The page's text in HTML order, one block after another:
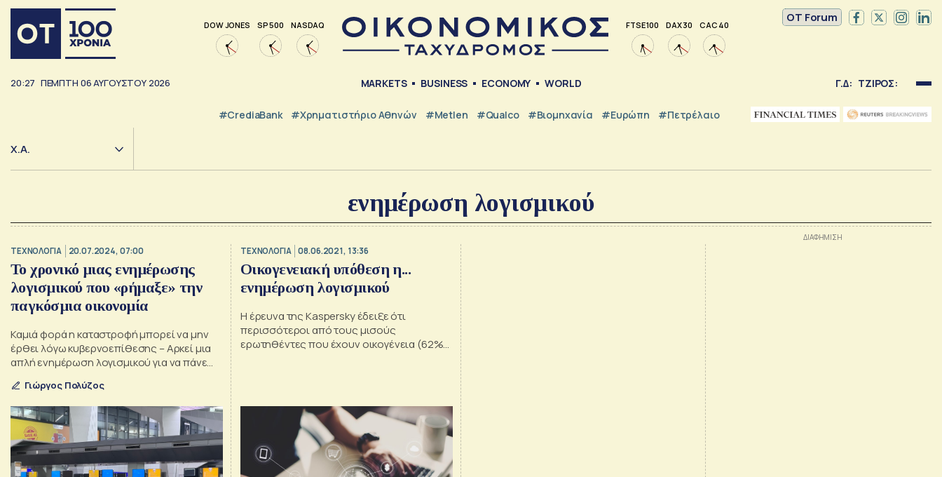
DOW JONES SP 500 NASDAQ FTSE 100 DAX 30 CAC 40
OT Forum
20:27 ΠΕΜΠΤΗ 06ΑΥΓΟΥΣΤΟΥ 2026 MARKETS BUSINESS ECONOMY WORLD Γ.Δ: ΤΖΙΡΟΣ:
#CrediaBank #Χρηματιστήριο Αθηνών #metlen #Qualco #Βιομηχανία #Ευρώπη #Πετρέλαιο
Χ.Α.
ενημέρωση λογισμικού
ΤΕΧΝΟΛΟΓΙΑ 20.07.2024, 07:00
Το χρονικό μιας ενημέρωσης
λογισμικού που «ρήμαξε» την
παγκόσμια οικονομία
Καμιά φορά η καταστροφή μπορεί να μην
έρθει λόγω κυβερνοεπίθεσης – Αρκεί μια
απλή ενημέρωση λογισμικού για να πάνε
Γιώργος Πολύζος
ΤΕΧΝΟΛΟΓΙΑ 08.06.2021, 13:36
Οικογενειακή υπόθεση η...
ενημέρωση λογισμικού
Η έρευνα της Kaspersky έδειξε ότι
περισσότεροι από τους μισούς
ερωτηθέντες που έχουν οικογένεια (62%)